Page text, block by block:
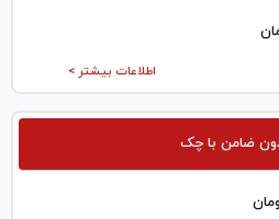
اطلاعات بیشتر >
ضامن با چک